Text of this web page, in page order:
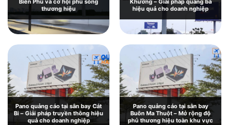
Biên Phủ và cơ hội phủ sóng
thương hiệu
Khương – Giải pháp quảng bá
hiệu quả cho doanh nghiệp
Pano quảng cáo tại sân bay Cát
Bi – Giải pháp truyền thông hiệu
quả cho doanh nghiệp
Pano quảng cáo tại sân bay
Buôn Ma Thuột – Mở rộng độ
phủ thương hiệu toàn khu vực